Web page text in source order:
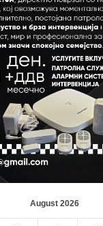
August 2026